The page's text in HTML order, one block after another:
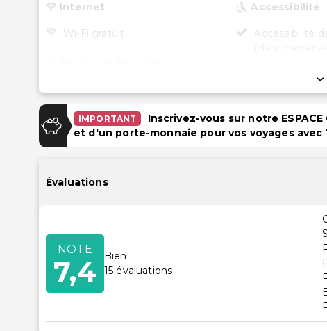
Internet
Wi-Fi gratuit
Piscine extérieure saisonnière
Piscine pour enfants
Accessibilité
Accessibilité
fauteuil roulant
roulant
Restaurant
IMPORTANT
Inscrivez-vous sur notre ESPACE
et d'un porte-monnaie pour vos voyages avec
Évaluations
NOTE
7,4
Bien
15 évaluations